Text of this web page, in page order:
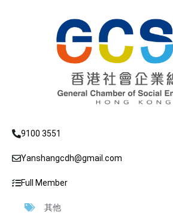
9100 3551
Yanshangcdh@gmail.com
Full Member
其他